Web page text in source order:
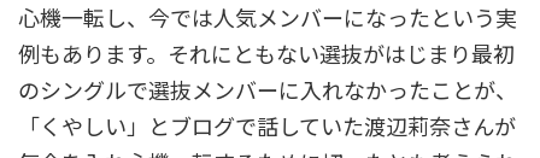
心機一転し、今では人気メンバーになったという実
例もあります。それにともない選抜がはじまり最初
のシングルで選抜メンバーに入れなかったことが、
「くやしい」とブログで話していた渡辺莉奈さんが